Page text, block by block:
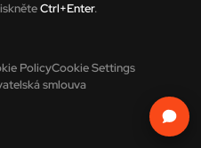
Ctrl+Enter.
PolicyCookie Settings
smlouva